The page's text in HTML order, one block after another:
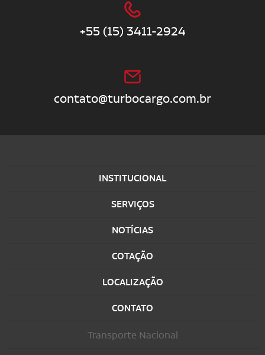
+55 (15) 3411-2924
contato@turbocargo.com.br
INSTITUCIONAL
SERVIÇOS
NOTÍCIAS
COTAÇÃO
LOCALIZAÇÃO
CONTATO
Transporte Nacional